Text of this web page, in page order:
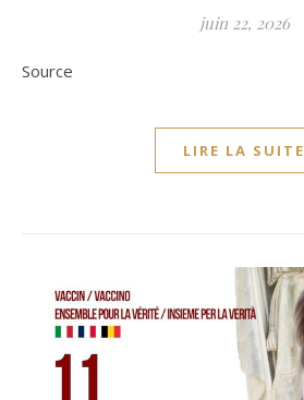
juin 22, 2026
Source
LIRE LA SUITE